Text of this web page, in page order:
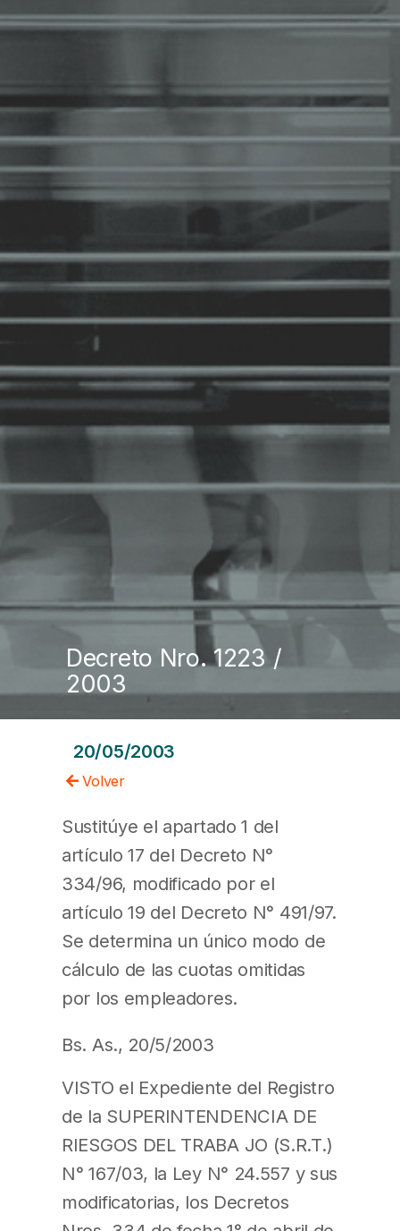
Decreto Nro. 1223 /
2003
20/05/2003
Volver
Sustitúye el apartado 1 del
artículo 17 del Decreto N°
334/96, modificado por el
artículo 19 del Decreto N° 491/97.
Se determina un único modo de
cálculo de las cuotas omitidas
por los empleadores.
Bs. As., 20/5/2003
VISTO el Expediente del Registro
de la SUPERINTENDENCIA DE
RIESGOS DEL TRABA JO (S.R.T.)
N° 167/03, la Ley N° 24.557 y sus
modificatorias, los Decretos